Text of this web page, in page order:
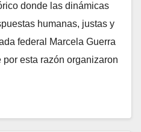
donde las dinámicas
humanas, justas y
federal Marcela Guerra
esta razón organizaron